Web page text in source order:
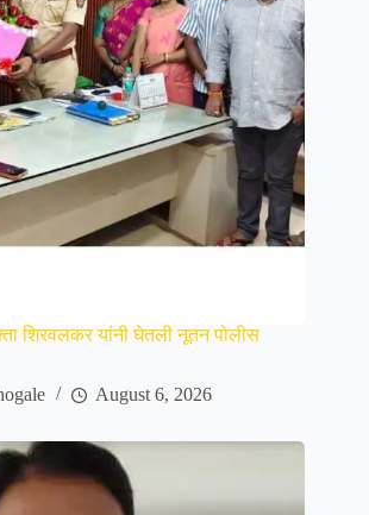
शिरवलकर यांनी घेतली नूतन पोलीस
August 6, 2026